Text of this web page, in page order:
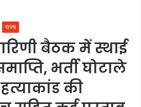
राज्य
बैठक में स्थाई
भर्ती घोटाले
की